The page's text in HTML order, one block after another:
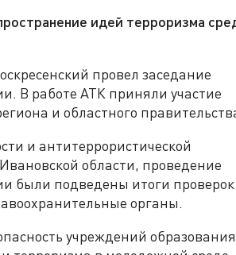
идей терроризма
провел заседание
В работе АТК приняли участие
и областного
и антитеррористической
области, проведение
были подведены итоги проверок
органы.
учреждений